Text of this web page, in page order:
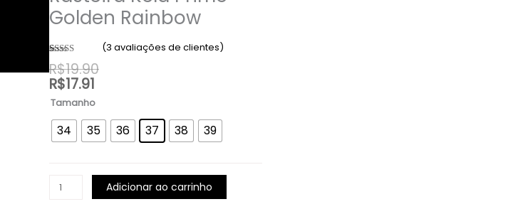
Golden Rainbow
Avaliado
como5.00
de 5, com
baseado em
3
avaliações
de clientes
(3 avaliações de clientes)
R$19.90
R$17.91
Tamanho
34 35 36 37 38 39
Golden
Rainbow
Adicionar ao carrinho